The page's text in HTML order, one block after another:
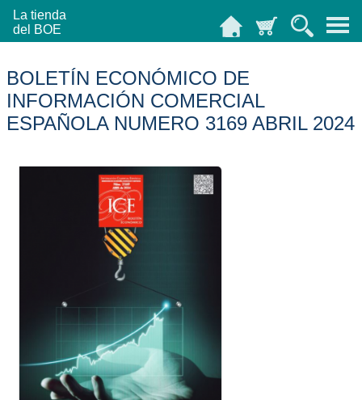
La tienda
del BOE
BOLETÍN ECONÓMICO DE
INFORMACIÓN COMERCIAL
ESPAÑOLA NUMERO 3169 ABRIL 2024